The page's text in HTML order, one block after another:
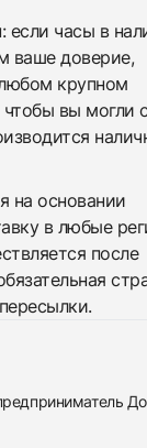
часы в
ваше доверие,
крупном
вы могли
на основании
в любые
после
заявку
заявку